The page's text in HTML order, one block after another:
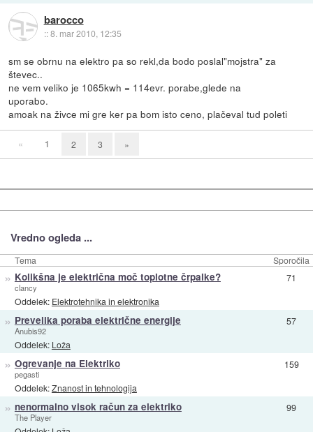
barocco
::8. mar 2010, 12:35
sm se obrnu na elektro pa so rekl,da bodo poslal"mojstra" za
števec..
ne vem veliko je 1065kwh = 114evr. porabe,glede na
uporabo.
amoak na živce mi gre ker pa bom isto ceno, plačeval tud poleti
« 1 2 3 »
Vredno ogleda ...
Tema Sporočila
» Kolikšna je električna moč toplotne črpalke?
clancy
Oddelek: Elektrotehnika in elektronika
71
» Prevelika poraba električne energije
Anubis92
Oddelek: Loža
57
» Ogrevanje na Elektriko
pegasti
Oddelek:Znanost in tehnologija
159
» nenormalno visok račun za elektriko
The Player
99